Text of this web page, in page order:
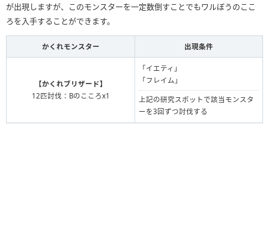
が出現しますが、このモンスターを一定数倒すことでもワルぼうのここ
ろを入手することができます。
かくれモンスター 出現条件
【かくれブリザード】
12匹討伐：Bのこころx1
「イエティ」
「フレイム」
上記の研究スポットで該当モンスタ
ーを3回ずつ討伐する